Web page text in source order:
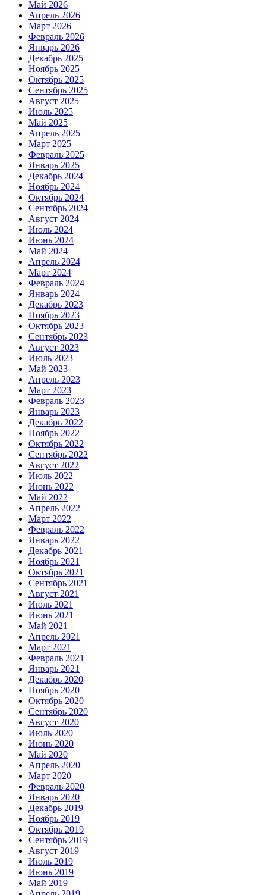
Май 2026
Апрель 2026
Март 2026
Февраль 2026
Январь 2026
Декабрь 2025
Ноябрь 2025
Октябрь 2025
Сентябрь 2025
Август 2025
Июль 2025
Май 2025
Апрель 2025
Март 2025
Февраль 2025
Январь 2025
Декабрь 2024
Ноябрь 2024
Октябрь 2024
Сентябрь 2024
Август 2024
Июль 2024
Июнь 2024
Май 2024
Апрель 2024
Март 2024
Февраль 2024
Январь 2024
Декабрь 2023
Ноябрь 2023
Октябрь 2023
Сентябрь 2023
Август 2023
Июль 2023
Май 2023
Апрель 2023
Март 2023
Февраль 2023
Январь 2023
Декабрь 2022
Ноябрь 2022
Октябрь 2022
Сентябрь 2022
Август 2022
Июль 2022
Июнь 2022
Май 2022
Апрель 2022
Март 2022
Февраль 2022
Январь 2022
Декабрь 2021
Ноябрь 2021
Октябрь 2021
Сентябрь 2021
Август 2021
Июль 2021
Июнь 2021
Май 2021
Апрель 2021
Март 2021
Февраль 2021
Январь 2021
Декабрь 2020
Ноябрь 2020
Октябрь 2020
Сентябрь 2020
Август 2020
Июль 2020
Июнь 2020
Май 2020
Апрель 2020
Март 2020
Февраль 2020
Январь 2020
Декабрь 2019
Ноябрь 2019
Октябрь 2019
Сентябрь 2019
Август 2019
Июль 2019
Июнь 2019
Май 2019